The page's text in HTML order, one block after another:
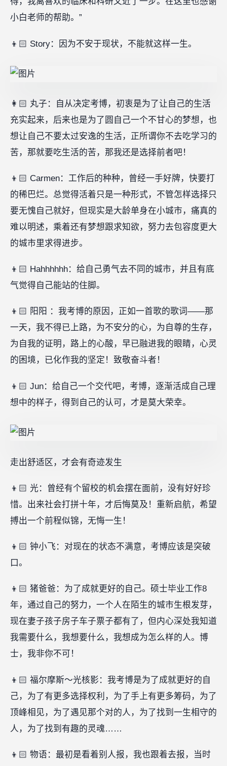
小白老师的帮助。”
👦🏻 Story：因为不安于现状，不能就这样一生。
👩🏻 丸子：自从决定考博，初衷是为了让自己的生活
充实起来，后来也是为了圆自己一个不甘心的梦想，也
想让自己不要太过安逸的生活，正所谓你不去吃学习的
苦，那就要吃生活的苦，那我还是选择前者吧！
👦🏻 Carmen：工作后的种种，曾经一手好牌，快要打
的稀巴烂。总觉得活着只是一种形式，不管怎样选择只
要无愧自己就好，但现实是大龄单身在小城市，痛真的
难以明述，乘着还有梦想跟求知欲，努力去包容度更大
的城市里求得进步。
👦🏻 Hahhhhhh：给自己勇气去不同的城市，并且有底
气觉得自己能站的住脚。
👦🏻 阳阳 ：我考博的原因，正如一首歌的歌词——那
一天，我不得已上路，为不安分的心，为自尊的生存，
为自我的证明，路上的心酸，早已融进我的眼睛，心灵
的困境，已化作我的坚定！致敬奋斗者！
👦🏻 Jun：给自己一个交代吧，考博，逐渐活成自己理
想中的样子，得到自己的认可，才是莫大荣幸。
走出舒适区，才会有奇迹发生
👦🏻 光：曾经有个留校的机会摆在面前，没有好好珍
惜。出来社会打拼十年，才后悔莫及！重新启航，希望
搏出一个前程似锦，无悔一生！
👦🏻 钟小飞：对现在的状态不满意，考博应该是突破
口。
👦🏻 猪爸爸：为了成就更好的自己。硕士毕业工作8
年，通过自己的努力，一个人在陌生的城市生根发芽，
现在妻子孩子房子车子票子都有了，但内心深处我知道
我需要什么，我想要什么，我想成为怎么样的人。博
士，我非你不可！
👦🏻 福尔摩斯～光核影：我考博是为了成就更好的自
己，为了有更多选择权利，为了手上有更多筹码，为了
顶峰相见，为了遇见那个对的人，为了找到一生相守的
人，为了找到有趣的灵魂……
👦🏻 物语：最初是看着别人报，我也跟着去报，当时